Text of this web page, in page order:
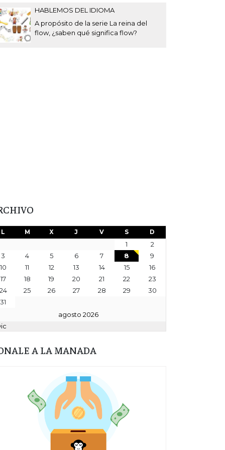
HABLEMOS DEL IDIOMA
A propósito de la serie La reina del
flow, ¿saben qué significa flow?
agosto 2026
L M X J V S D
1
2
3
4 5 6 7 8
9
10
11 12 13 14 15
16
17
18 19 20 21 22
23
25 26 27 28 29
30
31
A LA MANADA